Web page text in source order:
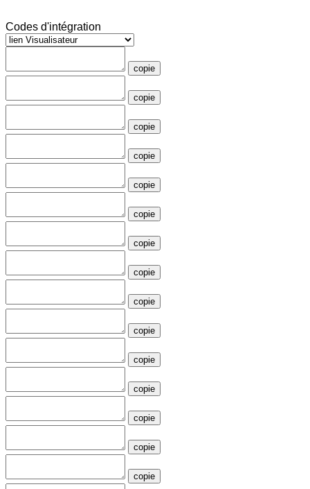
Codes d'intégration
copie
copie
copie
copie
copie
copie
copie
copie
copie
copie
copie
copie
copie
copie
copie